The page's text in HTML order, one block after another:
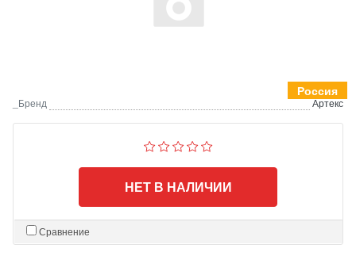
Россия
_Бренд Артекс
НЕТ В НАЛИЧИИ
Сравнение